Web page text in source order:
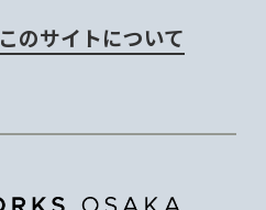
このサイトについて